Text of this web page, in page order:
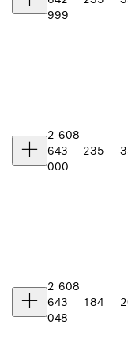
999
2 608
643
000
235
2 608
643
048
184